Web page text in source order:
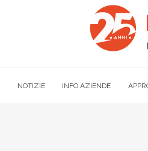
NOTIZIE INFO AZIENDE